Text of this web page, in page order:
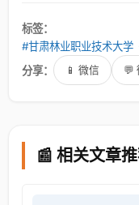
标签：
#甘肃林业职业技术大学
分享：
📱 微信 💬
📰 相关文章